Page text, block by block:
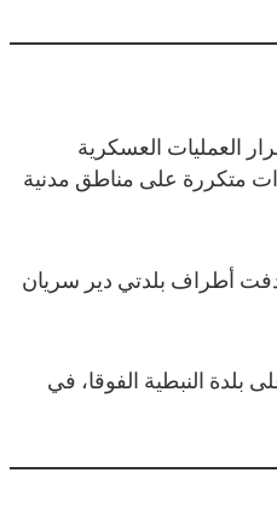
العمليات العسكرية
متكررة على مناطق مدنية
أطراف بلدتي دير سريان
بلدة النبطية الفوقا، في